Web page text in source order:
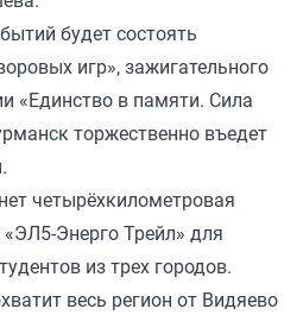
будет состоять
игр», зажигательного
«Единство в памяти. Сила
торжественно въедет
четырёхкилометровая
Энерго Трейл» для
из трех городов.
весь регион от Видяево